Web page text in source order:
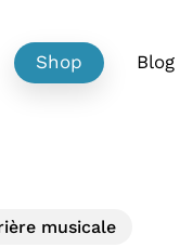
Shop Blog
musicale